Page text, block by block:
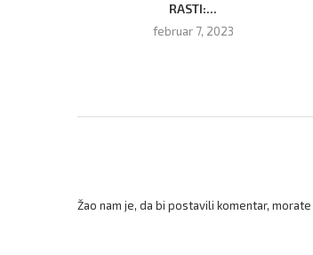
RASTI:...
februar 7, 2023
Žao nam je, da bi postavili komentar, morate